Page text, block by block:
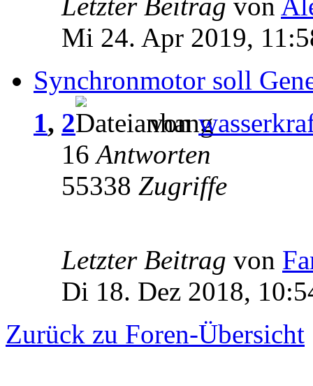
Letzter Beitrag von
Mi 24. Apr 2019,
Synchronmotor soll
1, 2 von
16Antworten
55338 Zugriffe
Letzter Beitrag von
Di 18. Dez 2018,
Zurück zu Foren-Übersicht